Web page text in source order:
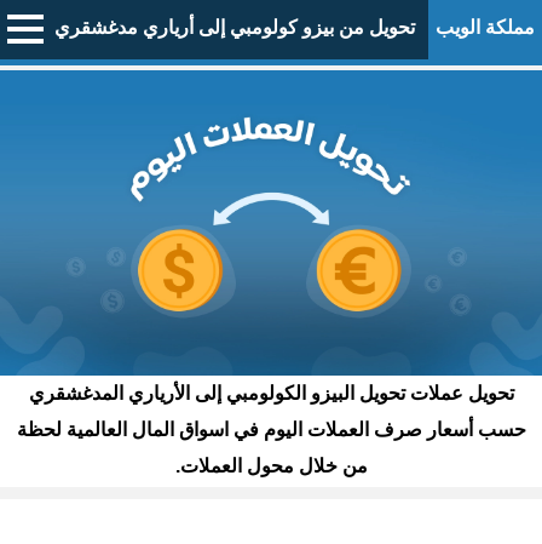
مملكة الويب تحويل من بيزو كولومبي إلى أرياري مدغشقري
تحويل عملات تحويل البيزو الكولومبي إلى الأرياري المدغشقري
حسب أسعار صرف العملات اليوم في اسواق المال العالمية لحظة
من خلال محول العملات.